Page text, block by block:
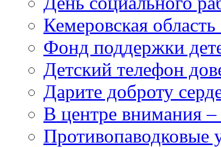
Кемеровская
Фонд поддержки
Детский телефон
Дарите доброту
В центре внимания –
Противопаводковые